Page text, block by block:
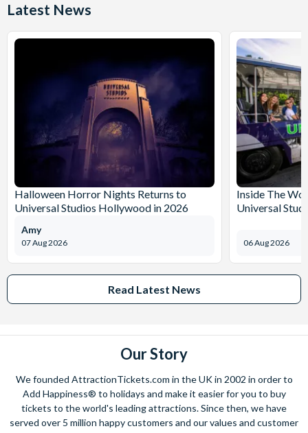
Latest News
Halloween Horror Nights Returns to
Universal Studios Hollywood in 2026
07 Aug 2026
Amy
Inside The
Universal
06 Aug 2026
Read Latest News
Our Story
We founded AttractionTickets.com in the UK in 2002 in order to
Add Happiness® to holidays and make it easier for you to buy
tickets to the world's leading attractions. Since then, we have
served over 5 million happy customers and our values and customer